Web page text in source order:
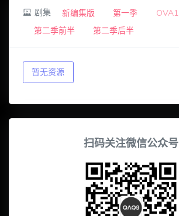
剧集 新编集版 第一季 OVA1
第二季前半
第二季后半
暂无资源
扫码关注微信公众号